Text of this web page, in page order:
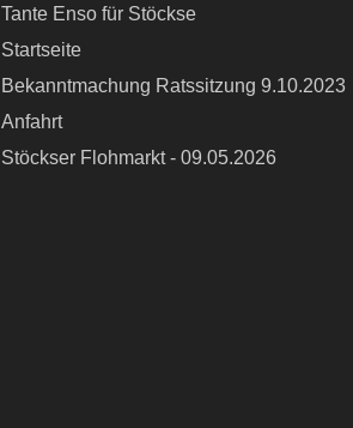
Tante Enso für Stöckse
Startseite
Bekanntmachung Ratssitzung 9.10.2023
Anfahrt
Stöckser Flohmarkt - 09.05.2026